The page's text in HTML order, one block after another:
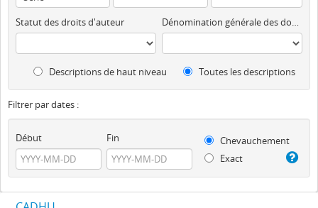
Statut des droits d'auteur Dénomination générale des documents
Descriptions de haut niveau Toutes les descriptions
Filtrer par dates :
Début Fin
Chevauchement
Exact